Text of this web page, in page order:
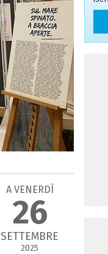
A VENERDÌ
26
SETTEMBRE
2025